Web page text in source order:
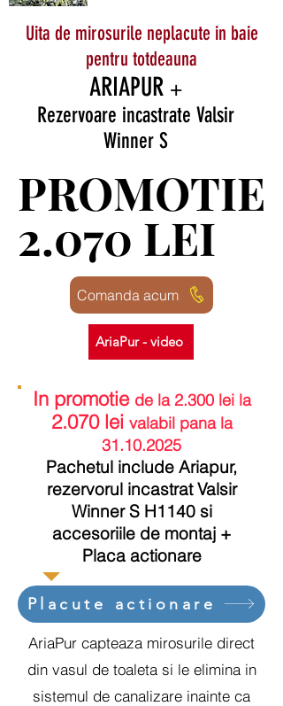
Uita de mirosurile neplacute in baie
pentru totdeauna
ARIAPUR +
Rezervoare incastrate Valsir
Winner S
PROMOTIE
2.070 LEI
PROMOTIE
2.070 LEI
Comanda acum
AriaPur - video
In promotie de la 2.300 lei la
2.070 lei valabil pana la
31.10.2025
Pachetul include Ariapur,
rezervorul incastrat Valsir
Winner S H1140 si
accesoriile de montaj +
Placa actionare
Placute actionare
AriaPur capteaza mirosurile direct
din vasul de toaleta si le elimina in
sistemul de canalizare inainte ca